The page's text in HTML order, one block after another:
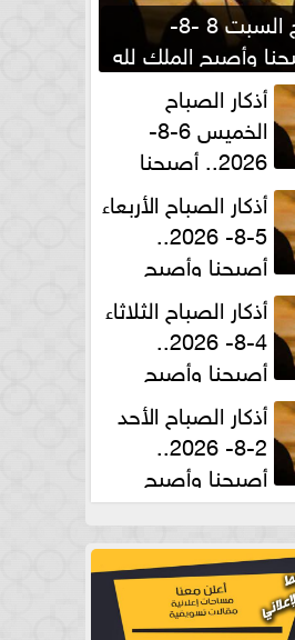
أذكار الصباح السبت 8 -8-
أصبحنا وأصبح الملك لله
أذكار الصباح
الخميس 6-8-
2026.. أصبحنا
والحمد لله
أذكار الصباح الأربعاء
5-8- 2026..
أصبحنا وأصبح
لله
أذكار الصباح الثلاثاء
4-8- 2026..
أصبحنا وأصبح
لله
أذكار الصباح الأحد
2-8- 2026..
أصبحنا وأصبح
لله